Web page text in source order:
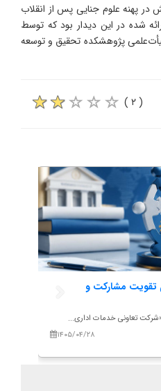
در پهنه علوم جنایی پس از انقلاب
شده در این دیدار بود که توسط
پژوهشکده تحقیق و توسعه
( ۲ )
تقویت مشارکت و
تعاونی خدمات اداری...
۱۴۰۵/۰۴/۲۸